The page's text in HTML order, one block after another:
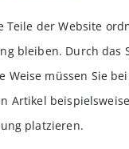
Teile der Website
bleiben. Durch das
Weise müssen Sie
Artikel
platzieren.